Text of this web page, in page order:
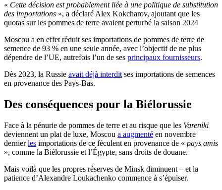
« Cette décision est probablement liée à une politique de substitution
des importations », a déclaré Alex Kokcharov, ajoutant que les
quotas sur les pommes de terre avaient perturbé la saison 2024
Moscou a en effet réduit ses importations de pommes de terre de
semence de 93 % en une seule année, avec l’objectif de ne plus
dépendre de l’UE, autrefois l’un de ses principaux fournisseurs.
Dès 2023, la Russie avait déjà interdit ses importations de semences
en provenance des Pays-Bas.
Des conséquences pour la Biélorussie
Face à la pénurie de pommes de terre et au risque que les Vareniki
deviennent un plat de luxe, Moscou a augmenté en novembre
dernierles importations de ce féculent en provenance de « pays amis
», comme la Biélorussie et l’Égypte, sans droits de douane.
Mais voilà que les propres réserves de Minsk diminuent – et la
patience d’Alexandre Loukachenko commence à s’épuiser.